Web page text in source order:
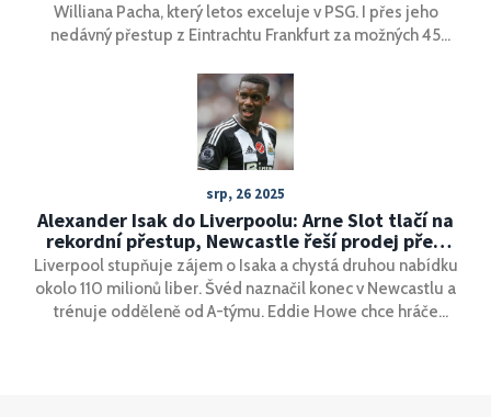
Williana Pacha, který letos exceluje v PSG. I přes jeho
nedávný přestup z Eintrachtu Frankfurt za možných 45
Pachu, pevně zapadlého do týmu trenéra Luise Enriqueho,
si však PSG přeje udržet jako součást své mladé sestavy.
Trenér Enzo Maresca vidí Pacha jako klíčový prvek Chelsea
pro budoucí úspěchy.
srp, 26 2025
Alexander Isak do Liverpoolu: Arne Slot tlačí na
rekordní přestup, Newcastle řeší prodej před
deadlinem
Liverpool stupňuje zájem o Isaka a chystá druhou nabídku
okolo 110 milionů liber. Švéd naznačil konec v Newcastlu a
trénuje odděleně od A-týmu. Eddie Howe chce hráče